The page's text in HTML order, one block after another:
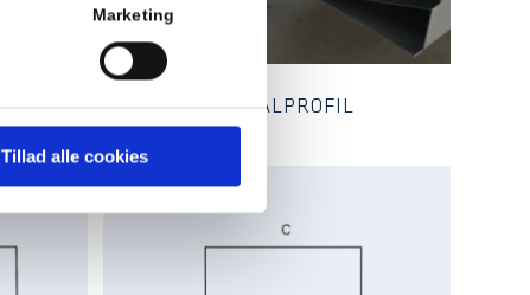
Marketing
Tillad alle cookies
SPECIALPROFIL